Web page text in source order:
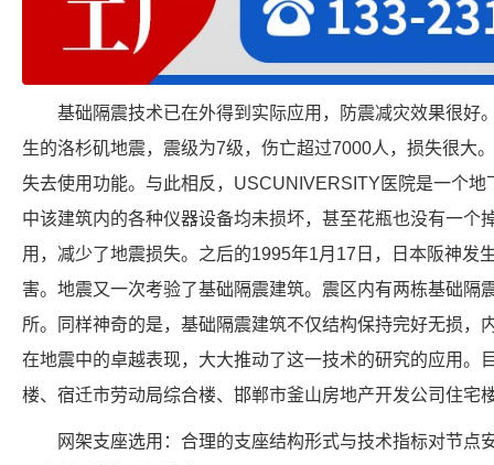
基础隔震技术已在外得到实际应用，防震减灾效果很好
生的洛杉矶地震，震级为7级，伤亡超过7000人，损失很大
失去使用功能。与此相反，USCUNIVERSITY医院是一个
中该建筑内的各种仪器设备均未损坏，甚至花瓶也没有一个
用，减少了地震损失。之后的1995年1月17日，日本阪神发
害。地震又一次考验了基础隔震建筑。震区内有两栋基础隔
所。同样神奇的是，基础隔震建筑不仅结构保持完好无损，
在地震中的卓越表现，大大推动了这一技术的研究的应用。
楼、宿迁市劳动局综合楼、邯郸市釜山房地产开发公司住宅
网架支座选用：合理的支座结构形式与技术指标对节点